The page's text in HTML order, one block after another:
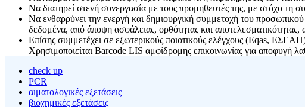
Να διατηρεί στενή συνεργασία με τους προμηθευτές της, με στόχο τη
Να ενθαρρύνει την ενεργή και δημιουργική συμμετοχή του
δεδομένα, από άποψη ασφάλειας, ορθότητας και
Επίσης συμμετέχει σε εξωτερικούς ποιοτικούς ελέγχους (Eqas,
Χρησιμοποιείται Barcode LIS αμφίδρομης επικοινωνίας για αποφυγή
check up
PCR
αιματολογικές εξετάσεις
βιοχημικές εξετάσεις